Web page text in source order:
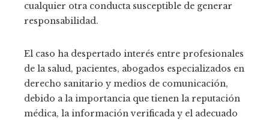
cualquier otra conducta susceptible de generar
responsabilidad.
El caso ha despertado interés entre profesionales
de la salud, pacientes, abogados especializados en
derecho sanitario y medios de comunicación,
debido a la importancia que tienen la reputación
médica, la información verificada y el adecuado